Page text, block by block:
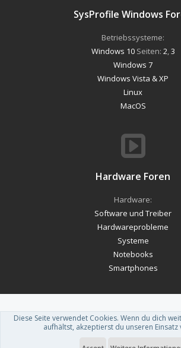
SysProfile Windows
Betriebssysteme:
Windows 10Seiten: 2 3
Windows 7
Windows Vista & XP
Linux
MacOS
Hardware Foren
Hardware:
Software und Treiber
Hardwareprobleme
Systeme
Notebooks
Smartphones
Forum software by XenForo™-Deutsch
Theme designed by
Diese Seite verwendet Cookies. Wenn du dich
aufhältst, akzeptierst du unseren Einsatz